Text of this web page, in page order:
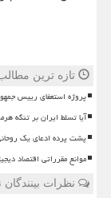
تازه ترین
پروژه استعفای رییس
آیا تسلط ایران بر تنگه
پشت پرده ادعای یک روحانی در رابطه با ۲۸ بار
موانع مقرراتی اقتصاد
نظرات